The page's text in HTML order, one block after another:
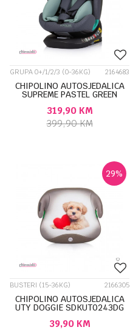
GRUPA 0+/1/2/3 (0-36KG) 2164683
CHIPOLINO AUTOSJEDALICA
SUPREME PASTEL GREEN
319,90 KM
399,90KM
29%
BUSTERI (15-36KG) 2166305
CHIPOLINO AUTOSJEDALICA
UTY DOGGIE SDKUT0243DG
39,90 KM